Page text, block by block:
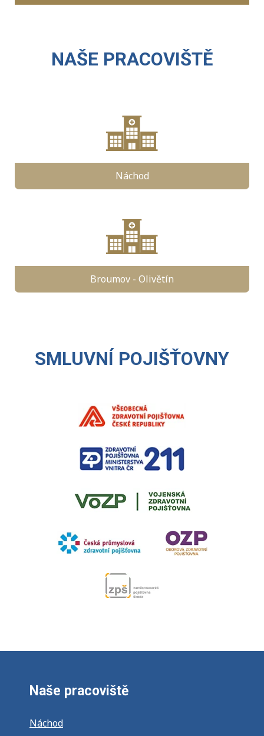
NAŠE PRACOVIŠTĚ
Náchod
Broumov - Olivětín
SMLUVNÍ POJIŠŤOVNY
Naše pracoviště
Náchod